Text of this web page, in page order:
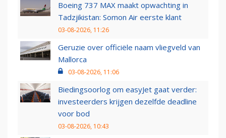
Boeing 737 MAX maakt opwachting in
Tadzjikistan: Somon Air eerste klant
03-08-2026, 11:26
Geruzie over officiële naam vliegveld van
Mallorca
03-08-2026, 11:06
Biedingsoorlog om easyJet gaat verder:
investeerders krijgen dezelfde deadline
voor bod
03-08-2026, 10:43